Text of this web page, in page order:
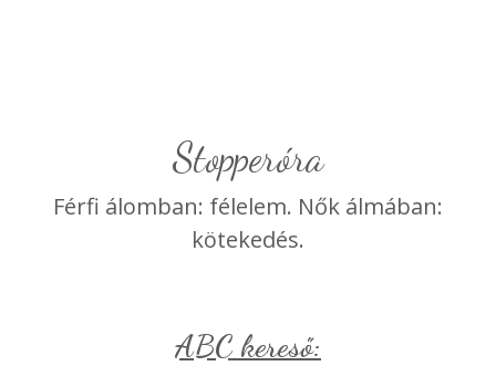
stopperóra
Férfi álomban: félelem. Nők álmában:
kötekedés.
ABC kereső: